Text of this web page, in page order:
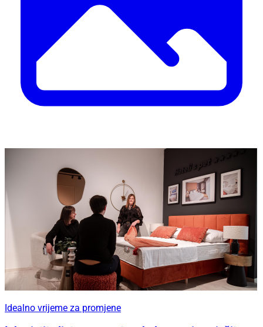
Idealno vrijeme za promjene